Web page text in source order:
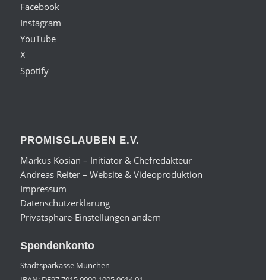
Facebook
Instagram
YouTube
X
Spotify
PROMISGLAUBEN E.V.
Markus Kosian – Initiator & Chefredakteur
Andreas Reiter – Website & Videoproduktion
Impressum
Datenschutzerklärung
Privatsphäre-Einstellungen ändern
Spendenkonto
Stadtsparkasse München